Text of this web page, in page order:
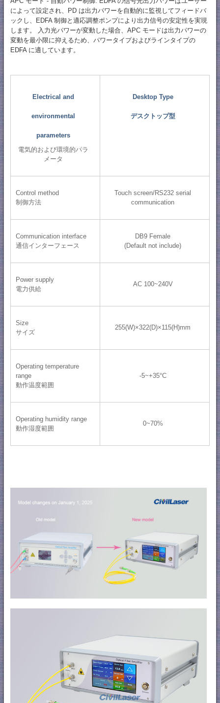
によって設定され、PD は出力パワーを自動的に監視してフィードバ
ックし、EDFA 制御と適応調整ポンプにより出力信号の安定性を実現
します。 入力光パワーが変動した場合、APC モードは出力パワーの
変動を最小限に抑えるため、パワータイプおよびラインタイプの
EDFA に適しています。
Electrical and
environmental
parameters
電気的および環境的パラ
メータ
Desktop Type
デスクトップ型
Control method
制御方法
Touch screen/RS232 serial
communication
Communication interface
通信インターフェース
DB9 Female
(Default not include)
Power supply
電力供給
AC 100~240V
Size
サイズ
255(W)×322(D)×115(H)mm
Operating temperature
range
動作温度範囲
-5~+35°C
Operating humidity range
動作湿度範囲
0~70%